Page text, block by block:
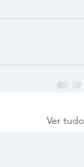
Ver tudo